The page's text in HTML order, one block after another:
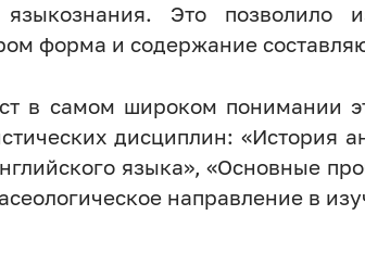
Это позволило
форма и содержание
в самом широком понимании
дисциплин: «История
языка», «Основные
направление в